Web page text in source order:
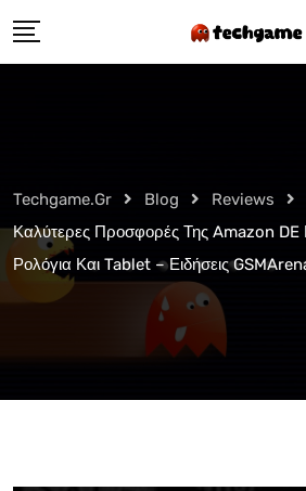
to
Techgame.gr Blog Reviews
Καλύτερες Προσφορές Της Amazon DE
Ρολόγια Και Tablet – Ειδήσεις